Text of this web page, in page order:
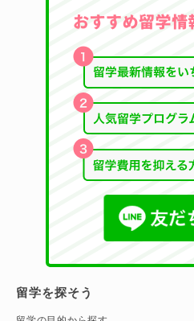
留学を探そう